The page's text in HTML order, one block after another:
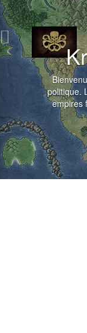
politique.
empires